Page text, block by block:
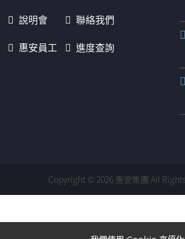
說明會
惠安員工
聯絡我們
進度查詢
Copyright © 2026 惠安集團 All